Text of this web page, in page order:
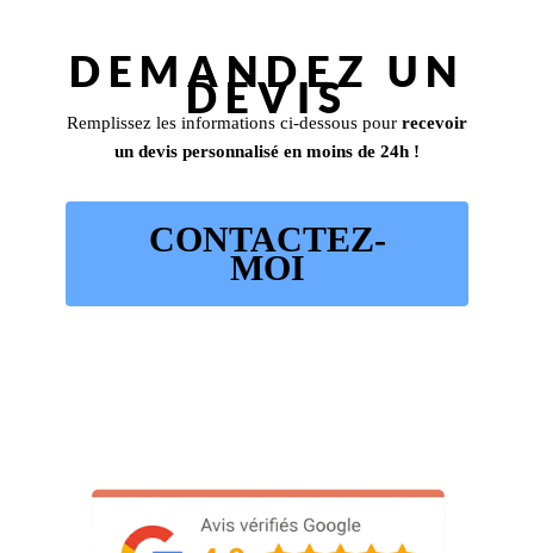
DEMANDEZ UN
DEVIS
Remplissez les informations ci-dessous pour recevoir
un devis personnalisé en moins de 24h !
CONTACTEZ-
MOI